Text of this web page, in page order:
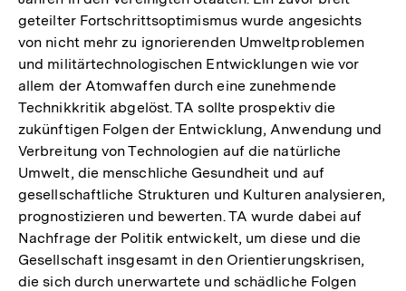
geteilter Fortschrittsoptimismus wurde angesichts
von nicht mehr zu ignorierenden Umweltproblemen
und militärtechnologischen Entwicklungen wie vor
allem der Atomwaffen durch eine zunehmende
Technikkritik abgelöst. TA sollte prospektiv die
zukünftigen Folgen der Entwicklung, Anwendung und
Verbreitung von Technologien auf die natürliche
Umwelt, die menschliche Gesundheit und auf
gesellschaftliche Strukturen und Kulturen analysieren,
prognostizieren und bewerten. TA wurde dabei auf
Nachfrage der Politik entwickelt, um diese und die
Gesellschaft insgesamt in den Orientierungskrisen,
die sich durch unerwartete und schädliche Folgen